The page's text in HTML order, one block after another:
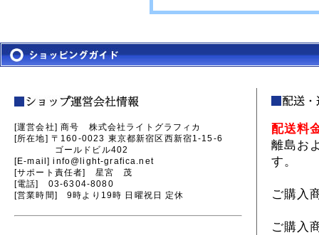
[運営会社] 商号 株式会社ライトグラフィカ
[所在地] 〒160-0023 東京都新宿区西新宿1-15-6
ゴールドビル402
[E-mail] info@light-grafica.net
[サポート責任者] 星宮 茂
[電話] 03-6304-8080
[営業時間] 9時より19時 日曜祝日 定休
配送料
離島お
す。
ご購入
ご購入